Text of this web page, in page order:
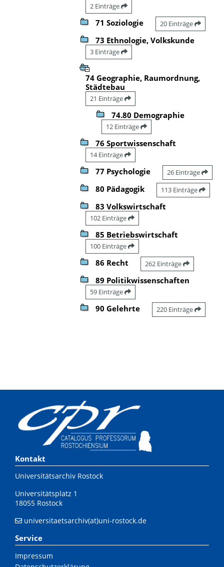
2 Einträge
71 Soziologie 20 Einträge
73 Ethnologie, Volkskunde
3 Einträge
74 Geographie, Raumordnung,
Städtebau
21 Einträge
74.80 Demographie
12 Einträge
76 Sportwissenschaft
14 Einträge
77 Psychologie 26 Einträge
80 Pädagogik 113 Einträge
83 Volkswirtschaft
102 Einträge
85 Betriebswirtschaft
100 Einträge
86 Recht 262 Einträge
89 Politikwissenschaften
59 Einträge
90 Gelehrte 220 Einträge
Kontakt
Universitätsarchiv Rostock
Universitätsplatz 1
18055 Rostock
universitaetsarchiv(at)uni-rostock.de
Service
Impressum